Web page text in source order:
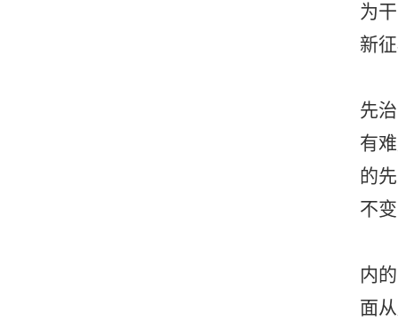
为
新
先
有
的
不
内
面